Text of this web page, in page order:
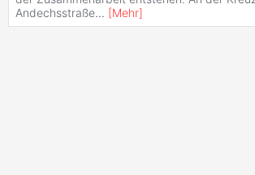
Andechsstraße... [Mehr]